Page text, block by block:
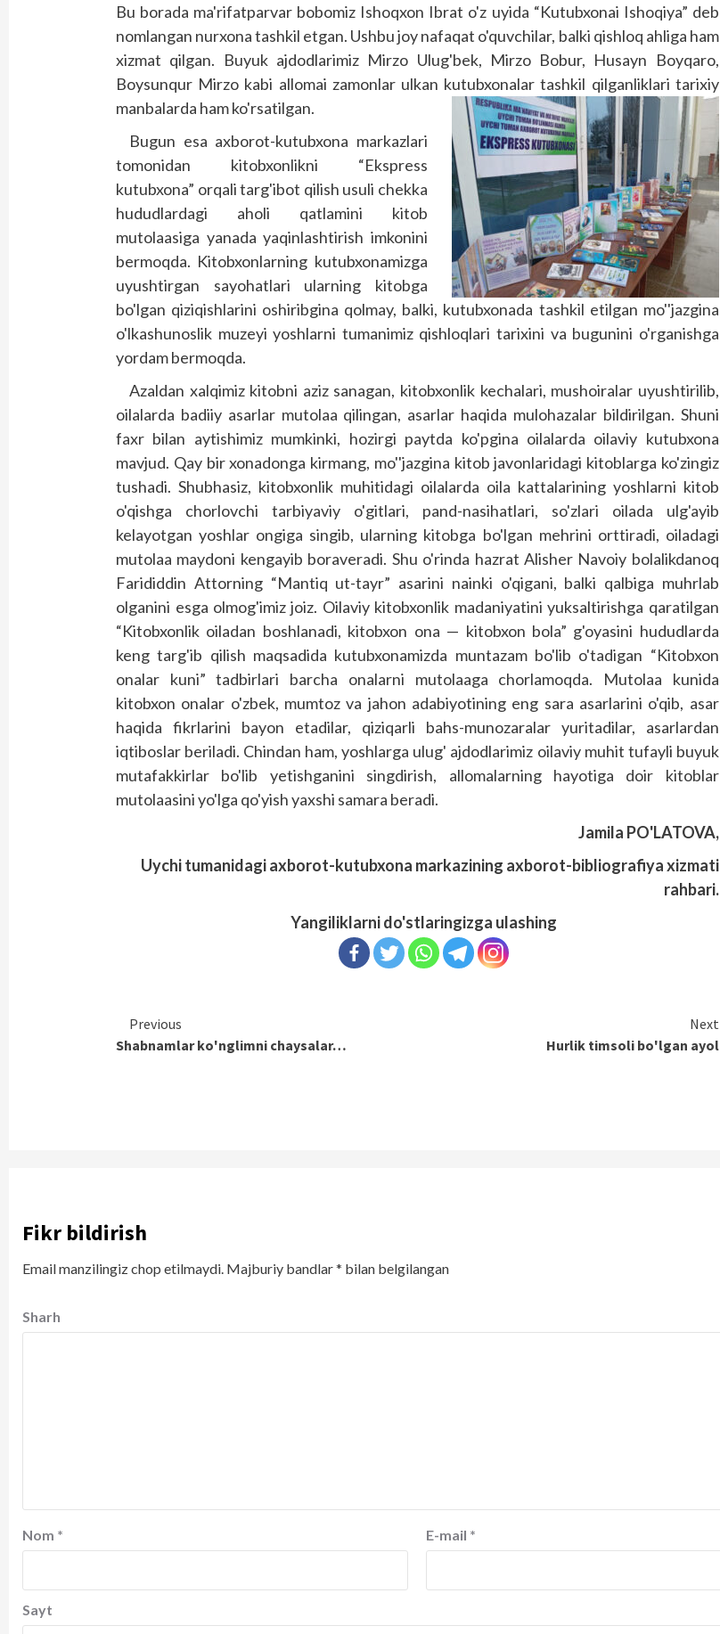
Bu borada ma'rifatparvar bobomiz Ishoqxon Ibrat o'z uyida “Kutubxonai Ishoqiya” deb
nomlangan nurxona tashkil etgan. Ushbu joy nafaqat o'quvchilar, balki qishloq ahliga ham
xizmat qilgan. Buyuk ajdodlarimiz Mirzo Ulug'bek, Mirzo Bobur, Husayn Boyqaro,
Boysunqur Mirzo kabi allomai zamonlar ulkan kutubxonalar tashkil qilganliklari tarixiy
manbalarda ham ko'rsatilgan.
Bugun esa axborot-kutubxona markazlari
tomonidan kitobxonlikni “Ekspress
kutubxona” orqali targ'ibot qilish usuli chekka
hududlardagi aholi qatlamini kitob
mutolaasiga yanada yaqinlashtirish imkonini
bermoqda. Kitobxonlarning kutubxonamizga
uyushtirgan sayohatlari ularning kitobga
bo'lgan qiziqishlarini oshiribgina qolmay, balki, kutubxonada tashkil etilgan mo''jazgina
o'lkashunoslik muzeyi yoshlarni tumanimiz qishloqlari tarixini va bugunini o'rganishga
yordam bermoqda.
Azaldan xalqimiz kitobni aziz sanagan, kitobxonlik kechalari, mushoiralar uyushtirilib,
oilalarda badiiy asarlar mutolaa qilingan, asarlar haqida mulohazalar bildirilgan. Shuni
faxr bilan aytishimiz mumkinki, hozirgi paytda ko'pgina oilalarda oilaviy kutubxona
mavjud. Qay bir xonadonga kirmang, mo''jazgina kitob javonlaridagi kitoblarga ko'zingiz
tushadi. Shubhasiz, kitobxonlik muhitidagi oilalarda oila kattalarining yoshlarni kitob
o'qishga chorlovchi tarbiyaviy o'gitlari, pand-nasihatlari, so'zlari oilada ulg'ayib
kelayotgan yoshlar ongiga singib, ularning kitobga bo'lgan mehrini orttiradi, oiladagi
mutolaa maydoni kengayib boraveradi. Shu o'rinda hazrat Alisher Navoiy bolalikdanoq
Farididdin Attorning “Mantiq ut-tayr” asarini nainki o'qigani, balki qalbiga muhrlab
olganini esga olmog'imiz joiz. Oilaviy kitobxonlik madaniyatini yuksaltirishga qaratilgan
“Kitobxonlik oiladan boshlanadi, kitobxon ona — kitobxon bola” g'oyasini hududlarda
keng targ'ib qilish maqsadida kutubxonamizda muntazam bo'lib o'tadigan “Kitobxon
onalar kuni” tadbirlari barcha onalarni mutolaaga chorlamoqda. Mutolaa kunida
kitobxon onalar o'zbek, mumtoz va jahon adabiyotining eng sara asarlarini o'qib, asar
haqida fikrlarini bayon etadilar, qiziqarli bahs-munozaralar yuritadilar, asarlardan
iqtiboslar beriladi. Chindan ham, yoshlarga ulug' ajdodlarimiz oilaviy muhit tufayli buyuk
mutafakkirlar bo'lib yetishganini singdirish, allomalarning hayotiga doir kitoblar
mutolaasini yo'lga qo'yish yaxshi samara beradi.
Jamila PO'LATOVA,
Uychi tumanidagi axborot-kutubxona markazining axborot-bibliografiya xizmati
rahbari.
Yangiliklarni do'stlaringizga ulashing
Continue
Reading
Previous
Shabnamlar ko'nglimni chaysalar…
Next
Hurlik timsoli bo'lgan ayol
Fikr bildirish
Email manzilingiz chop etilmaydi. Majburiy bandlar* bilan belgilangan
Sharh
Nom * E-mail *
Sayt